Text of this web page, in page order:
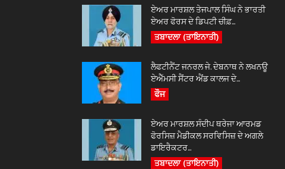
ਏਅਰ ਮਾਰਸ਼ਲ ਤੇਜਪਾਲ ਸਿੰਘ ਨੇ ਭਾਰਤੀ
ਏਅਰ ਫੋਰਸ ਦੇ ਡਿਪਟੀ ਚੀਫ਼...
ਤਬਾਦਲਾ (ਤਾਇਨਾਤੀ)
ਲੈਫਟੀਨੈਂਟ ਜਨਰਲ ਜੇ. ਦੇਬਨਾਥ ਨੇ ਲਖਨਊ
ਏਐੱਮਸੀ ਸੈਂਟਰ ਐਂਡ ਕਾਲਜ ਦੇ...
ਫੌਜ
ਏਅਰ ਮਾਰਸ਼ਲ ਸੰਦੀਪ ਥਰੇਜਾ ਆਰਮਡ
ਫੋਰਸਿਜ਼ ਮੈਡੀਕਲ ਸਰਵਿਸਿਜ਼ ਦੇ ਅਗਲੇ
ਡਾਇਰੈਕਟਰ...
ਤਬਾਦਲਾ (ਤਾਇਨਾਤੀ)